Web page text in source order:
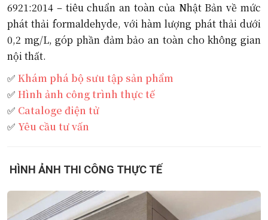
6921:2014 – tiêu chuẩn an toàn của Nhật Bản về mức
phát thải formaldehyde, với hàm lượng phát thải dưới
0,2 mg/L, góp phần đảm bảo an toàn cho không gian
nội thất.
✅ Khám phá bộ sưu tập sản phẩm
✅ Hình ảnh công trình thực tế
✅ Cataloge điện tử
✅ Yêu cầu tư vấn
HÌNH ẢNH THI CÔNG THỰC TẾ